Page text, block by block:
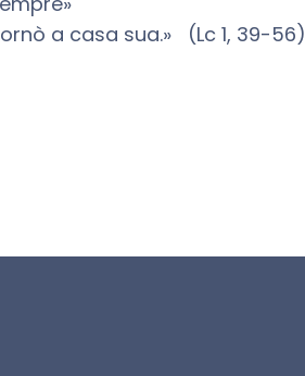
a casa sua.» (Lc 1, 39-56)